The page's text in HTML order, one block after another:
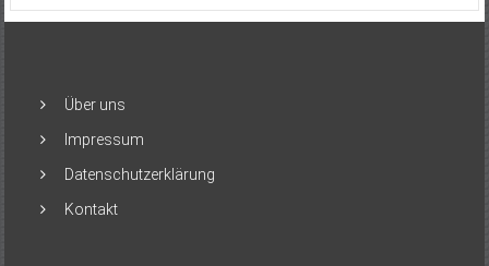
Über uns
Impressum
Datenschutzerklärung
Kontakt